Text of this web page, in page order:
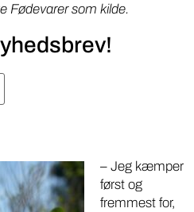
Fødevarer som kilde.
– Jeg kæmper
først og
fremmest for,